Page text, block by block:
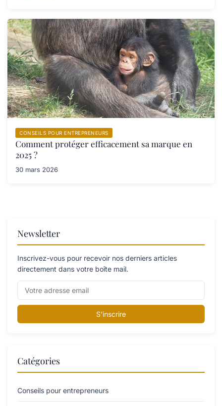
CONSEILS POUR ENTREPRENEURS
Comment protéger efficacement sa marque en
2025 ?
30 mars 2026
Newsletter
Inscrivez-vous pour recevoir nos derniers articles
directement dans votre boîte mail.
S'inscrire
Catégories
Conseils pour entrepreneurs